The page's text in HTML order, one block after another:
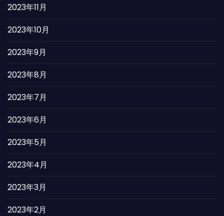
2023年11月
2023年10月
2023年9月
2023年8月
2023年7月
2023年6月
2023年5月
2023年4月
2023年3月
2023年2月